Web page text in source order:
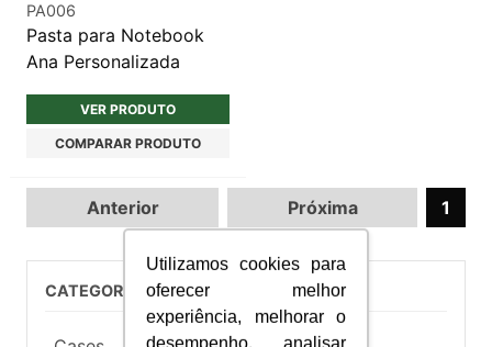
Utilizamos cookies para
oferecer melhor
experiência, melhorar o
desempenho, analisar
PA006
Pasta para Notebook
Ana Personalizada
VER PRODUTO
COMPARAR PRODUTO
Anterior Próxima 1
CATEGORIAS DE PRODUTOS